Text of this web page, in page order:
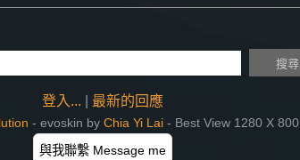
登入... 最新的回應
- evoskin by Chia Yi Lai - Best View 1280 X 800
與我聯繫 Message me